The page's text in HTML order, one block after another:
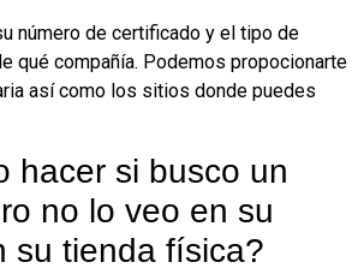
número de certificado y el tipo de
qué compañía. Podemos propocionarte
así como los sitios donde puedes
hacer si busco un
no lo veo en su
su tienda física?